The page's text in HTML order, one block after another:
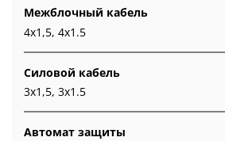
Межблочный кабель
4x1,5, 4x1.5
Силовой кабель
3x1,5, 3x1.5
Автомат защиты